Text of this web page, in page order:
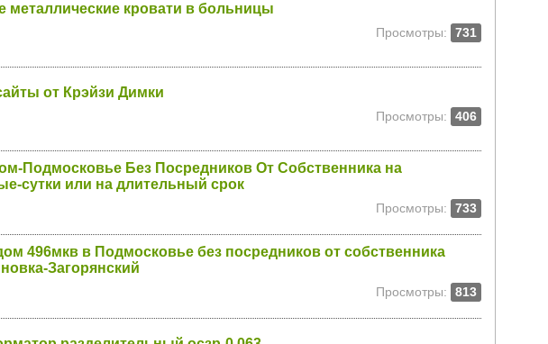
металлические кровати в больницы
Просмотры: 731
от Крэйзи Димки
Просмотры: 406
Подмосковье Без Посредников От Собственника на
сутки или на длительный срок
Просмотры: 733
496мкв в Подмосковье без посредников от собственника
Загорянский
Просмотры: 813